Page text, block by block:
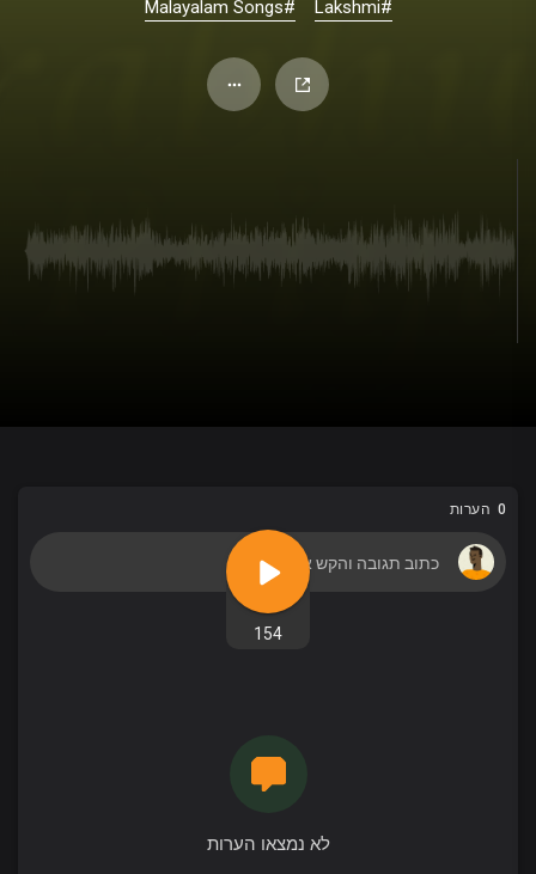
#Lakshmi
#Malayalam Songs
154
0 הערות
לא נמצאו הערות